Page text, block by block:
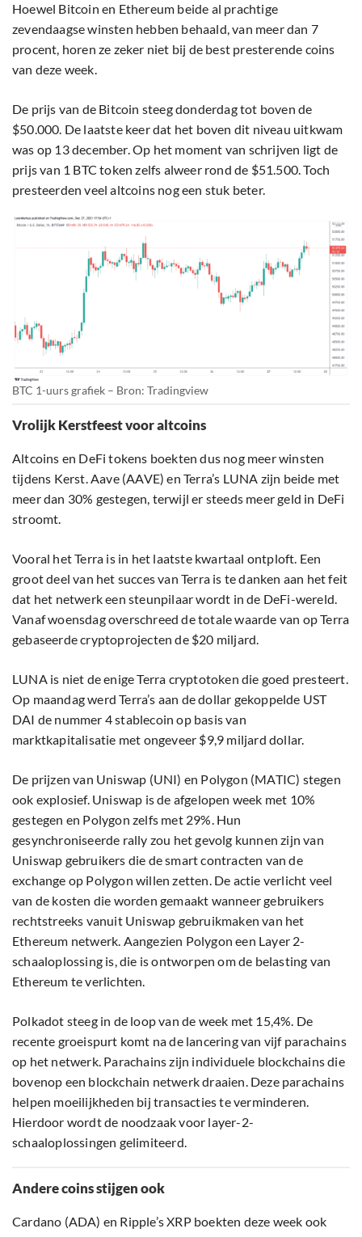
Hoewel Bitcoin en Ethereum beide al prachtige
zevendaagse winsten hebben behaald, van meer dan 7
procent, horen ze zeker niet bij de best presterende coins
van deze week.
De prijs van de Bitcoin steeg donderdag tot boven de
$50.000. De laatste keer dat het boven dit niveau uitkwam
was op 13 december. Op het moment van schrijven ligt de
prijs van 1 BTC token zelfs alweer rond de $51.500. Toch
presteerden veel altcoins nog een stuk beter.
BTC 1-uurs grafiek – Bron: Tradingview
Vrolijk Kerstfeest voor altcoins
Altcoins en DeFi tokens boekten dus nog meer winsten
tijdens Kerst. Aave (AAVE) en Terra’s LUNA zijn beide met
meer dan 30% gestegen, terwijl er steeds meer geld in DeFi
stroomt.
Vooral het Terra is in het laatste kwartaal ontploft. Een
groot deel van het succes van Terra is te danken aan het feit
dat het netwerk een steunpilaar wordt in de DeFi-wereld.
Vanaf woensdag overschreed de totale waarde van op Terra
gebaseerde cryptoprojecten de $20 miljard.
LUNA is niet de enige Terra cryptotoken die goed presteert.
Op maandag werd Terra’s aan de dollar gekoppelde UST
DAI de nummer 4 stablecoin op basis van
marktkapitalisatie met ongeveer $9,9 miljard dollar.
De prijzen van Uniswap (UNI) en Polygon (MATIC) stegen
ook explosief. Uniswap is de afgelopen week met 10%
gestegen en Polygon zelfs met 29%. Hun
gesynchroniseerde rally zou het gevolg kunnen zijn van
Uniswap gebruikers die de smart contracten van de
exchange op Polygon willen zetten. De actie verlicht veel
van de kosten die worden gemaakt wanneer gebruikers
rechtstreeks vanuit Uniswap gebruikmaken van het
Ethereum netwerk. Aangezien Polygon een Layer 2-
schaaloplossing is, die is ontworpen om de belasting van
Ethereum te verlichten.
Polkadot steeg in de loop van de week met 15,4%. De
recente groeispurt komt na de lancering van vijf parachains
op het netwerk. Parachains zijn individuele blockchains die
bovenop een blockchain netwerk draaien. Deze parachains
helpen moeilijkheden bij transacties te verminderen.
Hierdoor wordt de noodzaak voor layer-2-
schaaloplossingen gelimiteerd.
Andere coins stijgen ook
Cardano (ADA) en Ripple’s XRP boekten deze week ook